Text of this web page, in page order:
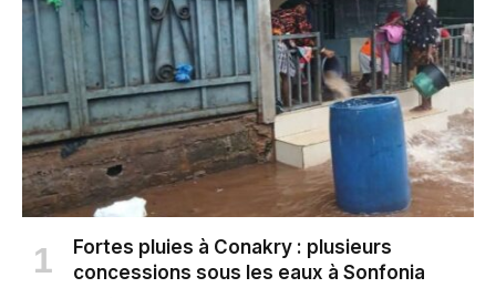
Fortes pluies à Conakry : plusieurs
concessions sous les eaux à Sonfonia